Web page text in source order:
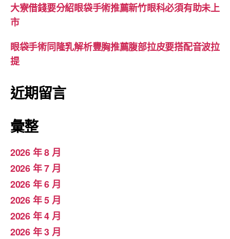
大寮借錢要分紹眼袋手術推薦新竹眼科必須有助未上
市
眼袋手術同隆乳解析豐胸推薦腹部拉皮要搭配音波拉
提
近期留言
彙整
2026 年 8 月
2026 年 7 月
2026 年 6 月
2026 年 5 月
2026 年 4 月
2026 年 3 月